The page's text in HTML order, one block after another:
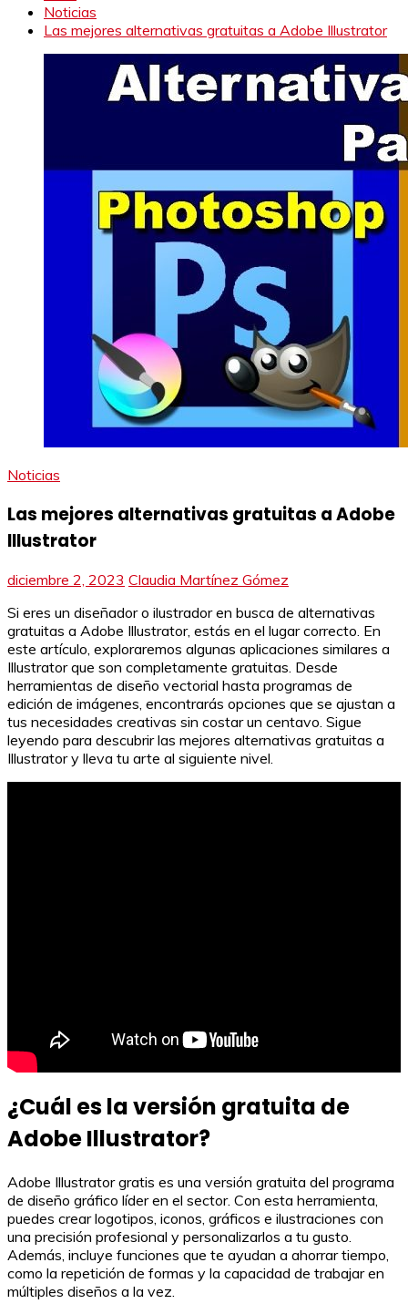
Noticias
Las mejores alternativas gratuitas a Adobe Illustrator
Noticias
Las mejores alternativas gratuitas a Adobe
Illustrator
diciembre 2, 2023 Claudia Martínez Gómez
Si eres un diseñador o ilustrador en busca de alternativas
gratuitas a Adobe Illustrator, estás en el lugar correcto. En
este artículo, exploraremos algunas aplicaciones similares a
Illustrator que son completamente gratuitas. Desde
herramientas de diseño vectorial hasta programas de
edición de imágenes, encontrarás opciones que se ajustan a
tus necesidades creativas sin costar un centavo. Sigue
leyendo para descubrir las mejores alternativas gratuitas a
Illustrator y lleva tu arte al siguiente nivel.
¿Cuál es la versión gratuita de
Adobe Illustrator?
Adobe Illustrator gratis es una versión gratuita del programa
de diseño gráfico líder en el sector. Con esta herramienta,
puedes crear logotipos, iconos, gráficos e ilustraciones con
una precisión profesional y personalizarlos a tu gusto.
Además, incluye funciones que te ayudan a ahorrar tiempo,
como la repetición de formas y la capacidad de trabajar en
múltiples diseños a la vez.